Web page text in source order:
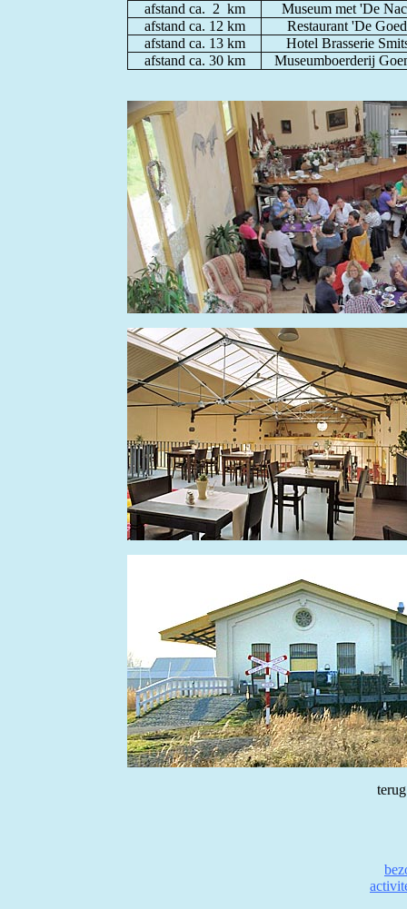
afstand ca. 2 km
Museum met 'De
afstand ca. 12 km
Restaurant 'De
afstand ca. 13 km
Hotel Brasserie
afstand ca. 30 km
Museumboerderij